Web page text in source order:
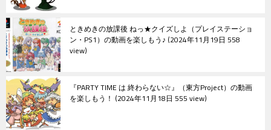
ときめきの放課後 ねっ★クイズしよ（プレイステーショ
ン・PS1）の動画を楽しもう♪ 2024年11月19日 558
view
『PARTY TIME は 終わらない☆』（東方Project）の動画
を楽しもう！ 2024年11月18日 555 view